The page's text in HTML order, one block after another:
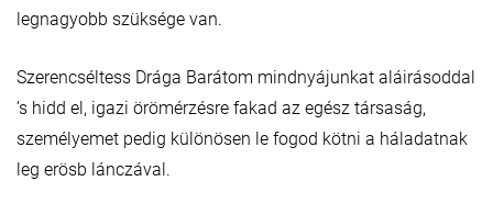
legnagyobb szüksége van.
Szerencséltess Drága Barátom mindnyájunkat aláirásoddal
’s hidd el, igazi örömérzésre fakad az egész társaság,
személyemet pedig különösen le fogod kötni a háladatnak
leg erösb lánczával.